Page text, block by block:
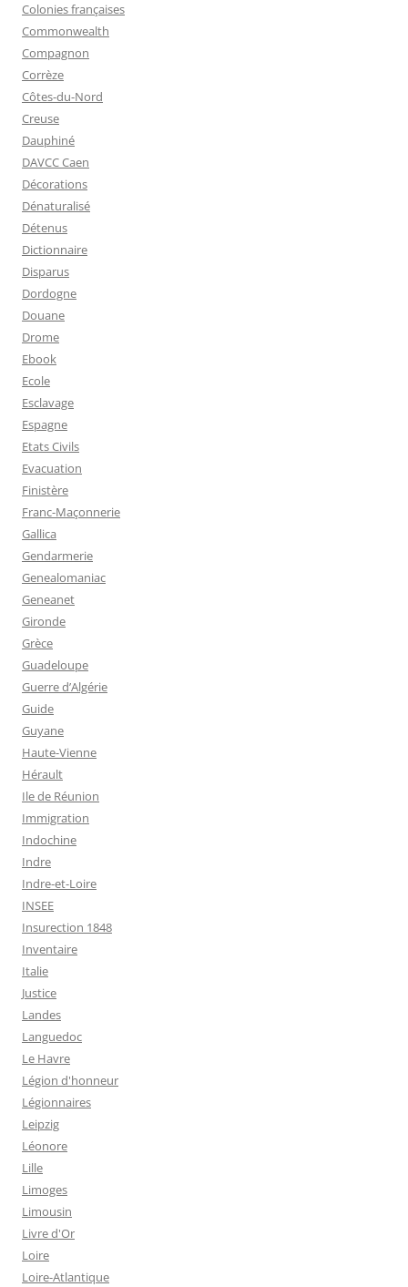
Colonies françaises
Commonwealth
Compagnon
Corrèze
Côtes-du-Nord
Creuse
Dauphiné
DAVCC Caen
Décorations
Dénaturalisé
Détenus
Dictionnaire
Disparus
Dordogne
Douane
Drome
Ebook
Ecole
Esclavage
Espagne
Etats Civils
Evacuation
Finistère
Franc-Maçonnerie
Gallica
Gendarmerie
Genealomaniac
Geneanet
Gironde
Grèce
Guadeloupe
Guerre d’Algérie
Guide
Guyane
Haute-Vienne
Hérault
Ile de Réunion
Immigration
Indochine
Indre
Indre-et-Loire
INSEE
Insurection 1848
Inventaire
Italie
Justice
Landes
Languedoc
Le Havre
Légion d'honneur
Légionnaires
Leipzig
Léonore
Lille
Limoges
Limousin
Livre d'Or
Loire
Loire-Atlantique